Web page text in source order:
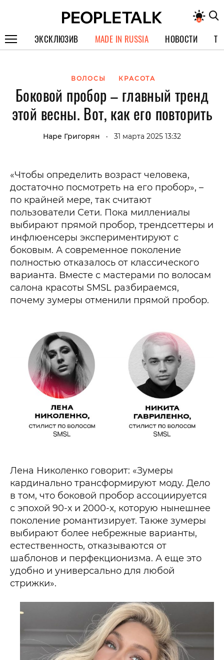
ЭКСКЛЮЗИВ
СПЕЦПРОЕКТЫ
ИНТЕРВЬЮ
ПОКОЛЕНИЕ
MADE IN RUSSIA НОВОСТИ
ВОЛОСЫ КРАСОТА
Боковой пробор – главный тренд
этой весны. Вот, как его повторить
Наре Григорян • 31 марта 2025 13:32
«Чтобы определить возраст человека,
достаточно посмотреть на его пробор», –
по крайней мере, так считают
пользователи Сети. Пока миллениалы
выбирают прямой пробор, трендсеттеры и
инфлюенсеры экспериментируют с
боковым. А современное поколение
полностью отказалось от классического
варианта. Вместе с мастерами по волосам
салона красоты SMSL разбираемся,
почему зумеры отменили прямой пробор.
Лена Николенко говорит: «Зумеры
кардинально трансформируют моду. Дело
в том, что боковой пробор ассоциируется
с эпохой 90-х и 2000-х, которую нынешнее
поколение романтизирует. Также зумеры
выбирают более небрежные варианты,
естественность, отказываются от
шаблонов и перфекционизма. А еще это
удобно и универсально для любой
стрижки».